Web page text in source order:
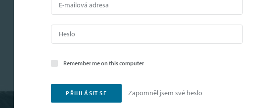
Remember me on this computer
Zapomněl jsem své heslo